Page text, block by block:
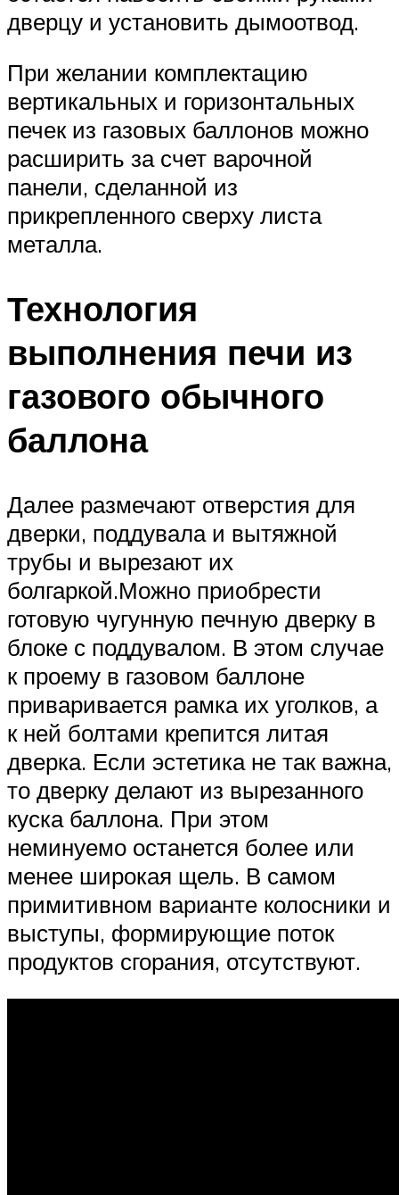
дверцу и установить дымоотвод.
При желании комплектацию
вертикальных и горизонтальных
печек из газовых баллонов можно
расширить за счет варочной
панели, сделанной из
прикрепленного сверху листа
металла.
Технология
выполнения печи из
газового обычного
баллона
Далее размечают отверстия для
дверки, поддувала и вытяжной
трубы и вырезают их
болгаркой.Можно приобрести
готовую чугунную печную дверку в
блоке с поддувалом. В этом случае
к проему в газовом баллоне
приваривается рамка их уголков, а
к ней болтами крепится литая
дверка. Если эстетика не так важна,
то дверку делают из вырезанного
куска баллона. При этом
неминуемо останется более или
менее широкая щель. В самом
примитивном варианте колосники и
выступы, формирующие поток
продуктов сгорания, отсутствуют.